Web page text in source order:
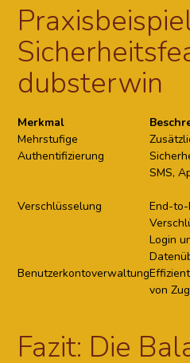
dubsterwin
Merkmal
Mehrstufige
Authentifizierung
SMS,
Verschlüsselung
End-
Login
Benutzerkontoverwaltung
von
Fazit: Die